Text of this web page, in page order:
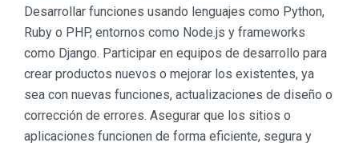
Desarrollar funciones usando lenguajes como Python,
Ruby o PHP, entornos como Node.js y frameworks
como Django. Participar en equipos de desarrollo para
crear productos nuevos o mejorar los existentes, ya
sea con nuevas funciones, actualizaciones de diseño o
corrección de errores. Asegurar que los sitios o
aplicaciones funcionen de forma eficiente, segura y